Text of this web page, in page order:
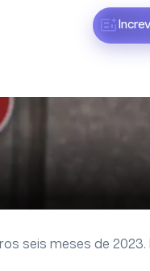
seis meses de 2023.